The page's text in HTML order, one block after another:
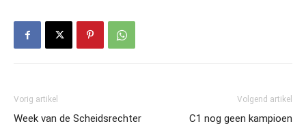
Vorig artikel
Week van de Scheidsrechter
Volgend artikel
C1 nog geen kampioen